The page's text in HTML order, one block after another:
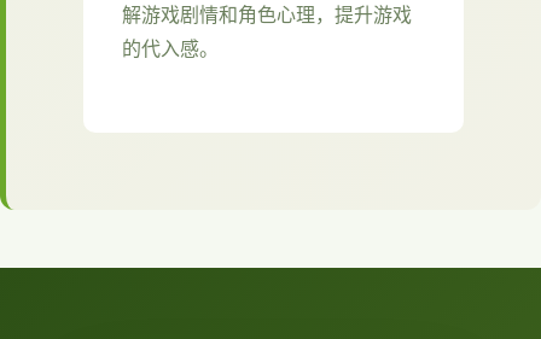
解游戏剧情和角色心理，提升游戏
的代入感。